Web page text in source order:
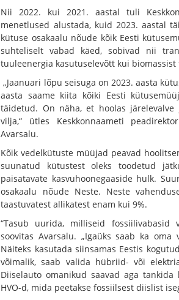
Nii 2022. kui 2021. aastal tuli
menetlused alustada, kuid 2023. aastal
kütuse osakaalu nõude kõik Eesti
suhteliselt vabad käed, sobivad nii
tuuleenergia kasutuselevõtt kui
„Jaanuari lõpu seisuga on 2023. aasta
aasta saame kiita kõiki Eesti
täidetud. On näha, et hoolas järelevalve
vilja,“ ütles Keskkonnaameti
Avarsalu.
Kõik vedelkütuste müüjad peavad
suunatud kütustest oleks toodetud
paisatavate kasvuhoonegaaside hulk.
osakaalu nõude Neste. Neste
taastuvatest allikatest enam kui 9%.
“Tasub uurida, milliseid fossiilivabasid
soovitas Avarsalu. „Igaüks saab ka oma
Näiteks kasutada siinsamas Eestis
võimalik, saab valida hübriid- või
Diiselauto omanikud saavad aga
HVO-d, mida peetakse fossiilsest diislist